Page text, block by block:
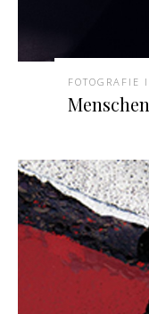
FOTOGRAFIE I
Menschen